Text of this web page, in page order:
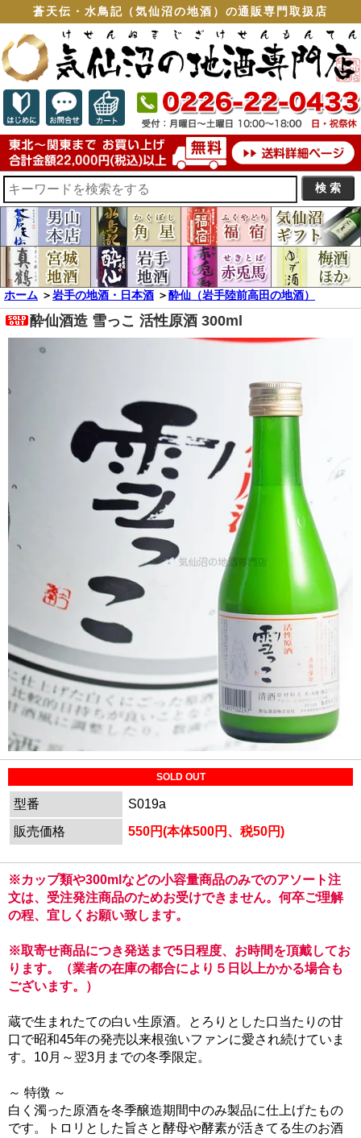
蒼天伝・水鳥記（気仙沼の地酒）の通販専門取扱店
ホーム ＞岩手の地酒・日本酒 ＞酔仙（岩手陸前高田の地酒）
酔仙酒造 雪っこ 活性原酒 300ml
SOLD OUT
型番
S019a
販売価格
550円(本体500円、税50円)
※カップ類や300mlなどの小容量商品のみでのアソート注
文は、受注発注商品のためお受けできません。何卒ご理解
の程、宜しくお願い致します。
※取寄せ商品につき発送まで5日程度、お時間を頂戴してお
ります。（業者の在庫の都合により５日以上かかる場合も
ございます。）
蔵で生まれたての白い生原酒。とろりとした口当たりの甘
口で昭和45年の発売以来根強いファンに愛され続けていま
す。10月～翌3月までの冬季限定。
～ 特徴 ～
白く濁った原酒を冬季醸造期間中のみ製品に仕上げたもの
です。トロリとした旨さと酵母や酵素が活きてる生のお酒